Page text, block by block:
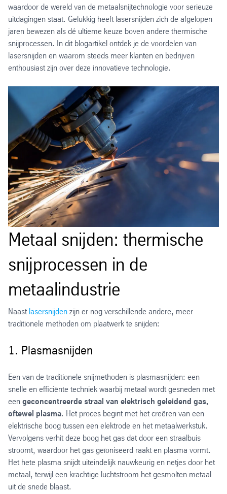
waardoor de wereld van de metaalsnijtechnologie voor serieuze
uitdagingen staat. Gelukkig heeft lasersnijden zich de afgelopen
jaren bewezen als dé ultieme keuze boven andere thermische
snijprocessen. In dit blogartikel ontdek je de voordelen van
lasersnijden en waarom steeds meer klanten en bedrijven
enthousiast zijn over deze innovatieve technologie.
Metaal snijden: thermische
snijprocessen in de
metaalindustrie
Naast lasersnijden zijn er nog verschillende andere, meer
traditionele methoden om plaatwerk te snijden:
1. Plasmasnijden
Een van de traditionele snijmethoden is plasmasnijden: een
snelle en efficiënte techniek waarbij metaal wordt gesneden met
een geconcentreerde straal van elektrisch geleidend gas,
oftewel plasma. Het proces begint met het creëren van een
elektrische boog tussen een elektrode en het metaalwerkstuk.
Vervolgens verhit deze boog het gas dat door een straalbuis
stroomt, waardoor het gas geïoniseerd raakt en plasma vormt.
Het hete plasma snijdt uiteindelijk nauwkeurig en netjes door het
metaal, terwijl een krachtige luchtstroom het gesmolten metaal
uit de snede blaast.